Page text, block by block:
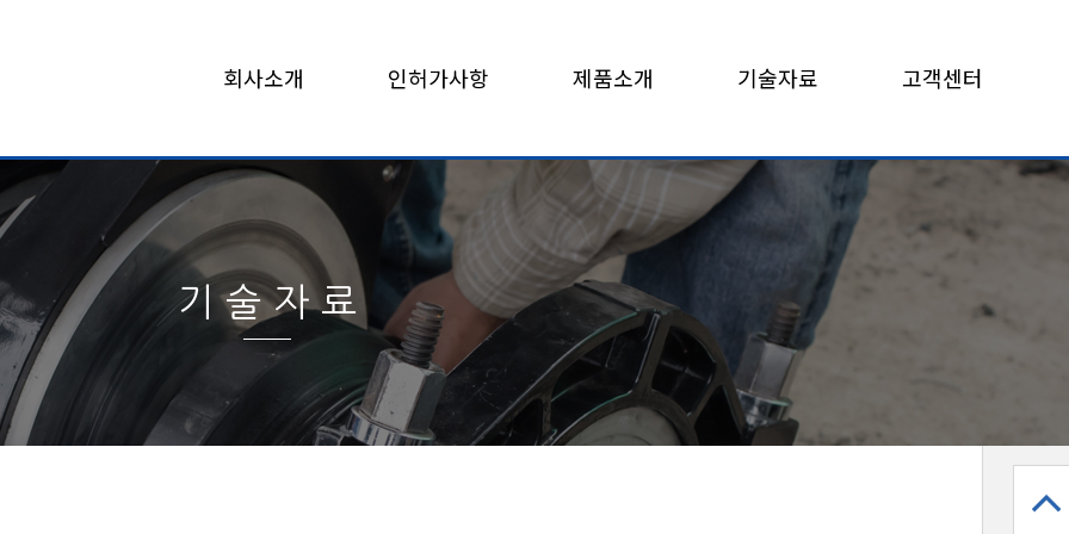
회사소개 인허가사항 제품소개 기술자료 고객센터
기술자료